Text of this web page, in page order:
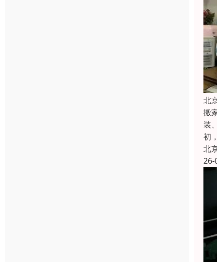
北
搬
装
初
北
26-